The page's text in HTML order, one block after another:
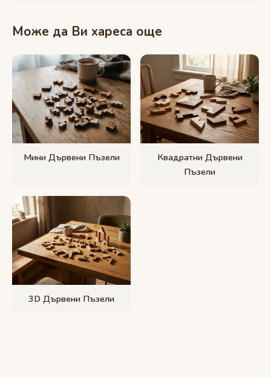
Може да Ви хареса още
Мини Дървени Пъзели
Квадратни Дървени
Пъзели
3D Дървени Пъзели